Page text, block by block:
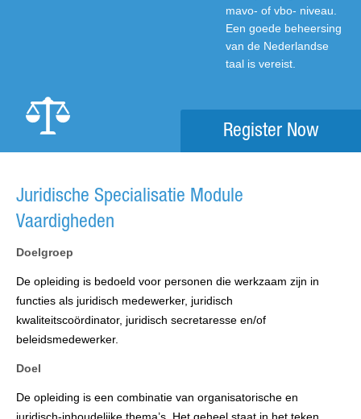
mavo- of vbo- niveau.
Een goede beheersing
van de Nederlandse
taal is vereist.
Register Now
Juridische Specialisatie Module
Vaardigheden
Doelgroep
De opleiding is bedoeld voor personen die werkzaam zijn in
functies als juridisch medewerker, juridisch
kwaliteitscoördinator, juridisch secretaresse en/of
beleidsmedewerker.
Doel
De opleiding is een combinatie van organisatorische en